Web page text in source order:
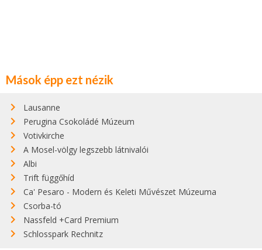
Mások épp ezt nézik
Lausanne
Perugina Csokoládé Múzeum
Votivkirche
A Mosel-völgy legszebb látnivalói
Albi
Trift függőhíd
Ca' Pesaro - Modern és Keleti Művészet Múzeuma
Csorba-tó
Nassfeld +Card Premium
Schlosspark Rechnitz